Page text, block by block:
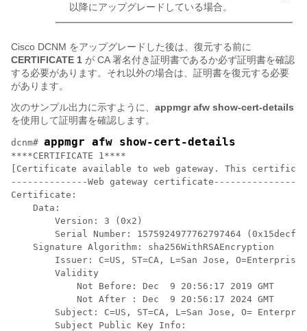
以降にアップグレードしている場合。
Cisco DCNM をアップグレードした後は、復元する前に
CERTIFICATE 1 が CA 署名付き証明書であるか必ず証明書を確認
する必要があります。それ以外の場合は、証明書を復元する必要
があります。
次のサンプル出力に示すように、 appmgr afw show-cert-details
を使用して証明書を確認します。
dcnm# appmgr afw show-cert-details
****CERTIFICATE 1****
[Certificate available to web gateway. This
--------------Web gateway
Certificate:
    Data:
        Version: 3 (0x2)
Serial Number: 1575924977762797464
    Signature Algorithm: sha256WithRSAEncryption
Issuer: C=US, ST=CA, L=San Jose,
        Validity
            Not Before: Dec  9 20:56:17 2019 GMT
            Not After : Dec  9 20:56:17 2024 GMT
Subject: C=US, ST=CA, L=San Jose, O=
        Subject Public Key Info: